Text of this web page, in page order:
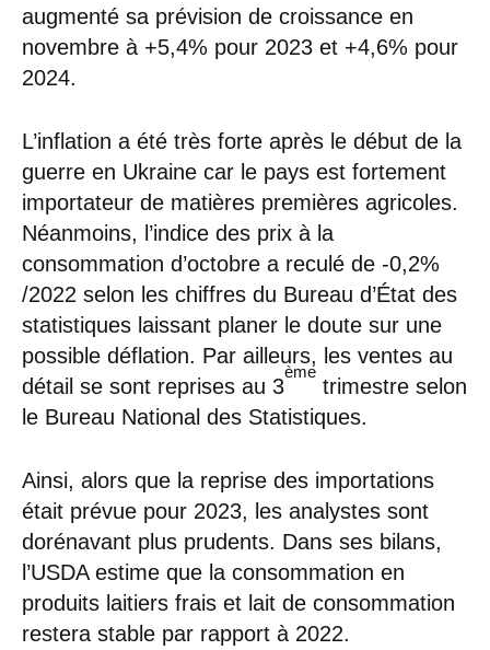
augmenté sa prévision de croissance en
novembre à +5,4% pour 2023 et +4,6% pour
2024.
L’inflation a été très forte après le début de la
guerre en Ukraine car le pays est fortement
importateur de matières premières agricoles.
Néanmoins, l’indice des prix à la
consommation d’octobre a reculé de -0,2%
/2022 selon les chiffres du Bureau d’État des
statistiques laissant planer le doute sur une
possible déflation. Par ailleurs, les ventes au
détail se sont reprises au 3
ème
trimestre selon
le Bureau National des Statistiques.
Ainsi, alors que la reprise des importations
était prévue pour 2023, les analystes sont
dorénavant plus prudents. Dans ses bilans,
l’USDA estime que la consommation en
produits laitiers frais et lait de consommation
restera stable par rapport à 2022.